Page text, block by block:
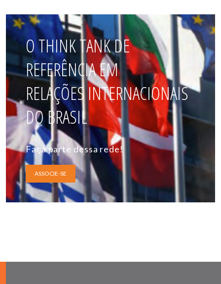
O THINK TANK DE
REFERÊNCIA EM
RELAÇÕES INTERNACIONAIS
DO BRASIL
Faça parte dessa rede!
ASSOCIE-SE